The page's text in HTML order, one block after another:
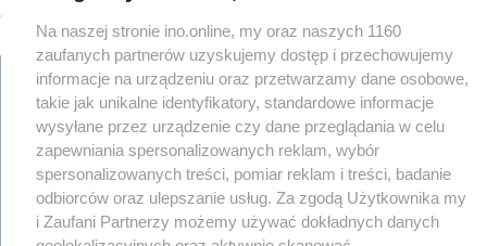
147 km/h zamiast 90. 29-latek stracił prawo jazdy na trzy
miesiące
08-03 Miasto wyjaśnia, dlaczego uschły drzewa w Solankach. Radny:
To nieprawda
08-03 Planujesz wizytę w szpitalu? Tego dnia poradnie będą
zamknięte
08-03 Cisza na sali sądowej. Co dalej z procesem ws. "afery
fakturowej"? TYLKO U NAS
08-02 Rowerem do Janikowa. Ruszyły prace na pierwszym odcinku
nowej ścieżki VIDEO
regulamin
reklama
redakcja
pliki cookies
prywatność
Na naszej stronie ino.online, my oraz naszych 1160
zaufanych partnerów uzyskujemy dostęp i przechowujemy
informacje na urządzeniu oraz przetwarzamy dane osobowe,
takie jak unikalne identyfikatory, standardowe informacje
wysyłane przez urządzenie czy dane przeglądania w celu
zapewniania spersonalizowanych reklam, wybór
spersonalizowanych treści, pomiar reklam i treści, badanie
odbiorców oraz ulepszanie usług. Za zgodą Użytkownika my
i Zaufani Partnerzy możemy używać dokładnych danych